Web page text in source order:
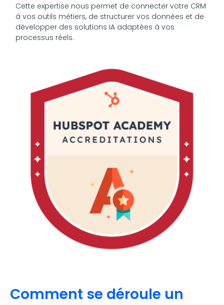
Cette expertise nous permet de connecter votre CRM
à vos outils métiers, de structurer vos données et de
développer des solutions IA adaptées à vos
processus réels.
Comment se déroule un